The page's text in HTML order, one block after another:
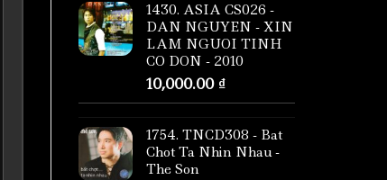
1430. ASIA CS026 -
DAN NGUYEN - XIN
LAM NGUOI TINH
CO DON - 2010
10,000.00 ₫
1754. TNCD308 - Bat
Chot Ta Nhin Nhau -
The Son